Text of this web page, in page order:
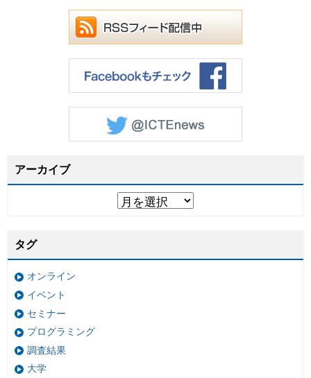
アーカイブ
タグ
オンライン
イベント
セミナー
プログラミング
調査結果
大学